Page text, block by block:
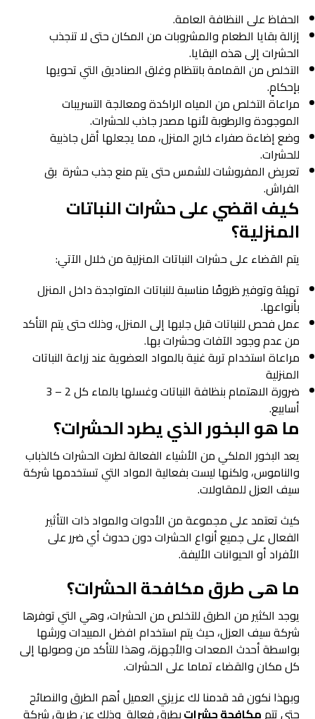
الحفاظ على النظافة العامة.
إزالة بقايا الطعام والمشروبات من المكان حتى لا تنجذب
الحشرات إلى هذه البقايا.
التخلص من القمامة بانتظام وغلق الصناديق التي تحويها
بإحكامٍ.
مراعاة التخلص من المياه الراكدة ومعالجة التسريبات
الموجودة والرطوبة لأنها مصدر جاذب للحشرات.
وضع إضاءة صفراء خارج المنزل، مما يجعلها أقل جاذبية
للحشرات.
تعريض المفروشات للشمس حتى يتم منع جذب حشرة بق
الفراش.
كيف اقضي على حشرات النباتات
المنزلية؟
يتم القضاء على حشرات النباتات المنزلية من خلال الآتي:
تهيئة وتوفير ظروفًا مناسبة للنباتات المتواجدة داخل المنزل
بأنواعها.
عمل فحص للنباتات قبل جلبها إلى المنزل، وذلك حتى يتم التأكد
من عدم وجود الآفات وحشرات بها.
مراعاة استخدام تربة غنية بالمواد العضوية عند زراعة النباتات
المنزلية
ضرورة الاهتمام بنظافة النباتات وغسلها بالماء كل 2 – 3
أسابيع.
ما هو البخور الذي يطرد الحشرات؟
يعد البخور الملكي من الأشياء الفعالة لطرت الحشرات كالذباب
والناموس، ولكنها ليست بفعالية المواد التي تستخدمها شركة
سيف العزل للمقاولات.
كيث تعتمد على مجموعة من الأدوات والمواد ذات التأثير
الفعال على جميع أنواع الحشرات دون حدوث أي ضرر على
الأفراد أو الحيوانات الأليفة.
ما هى طرق مكافحة الحشرات؟
يوجد الكثير من الطرق للتخلص من الحشرات، وهي التي توفرها
شركة سيف العزل، حيث يتم استخدام افضل المبيدات ورشها
بواسطة أحدث المعدات والأجهزة، وهذا للتأكد من وصولها إلى
كل مكان والقضاء تماما على الحشرات.
وبهذا نكون قد قدمنا لك عزيزي العميل أهم الطرق والنصائح
حتى تتم مكافحة حشراتبطرق فعالة وذلك عن طريق شركة